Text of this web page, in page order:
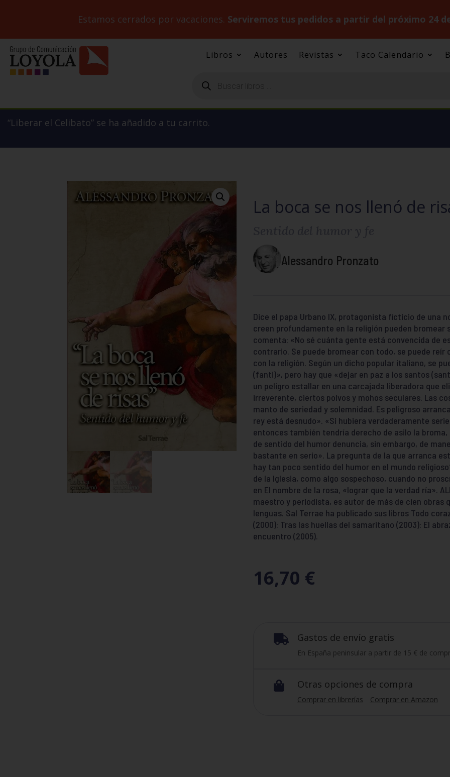
Estamos cerrados por vacaciones. Serviremos tus pedidos a partir del próximo 24
Libros Autores Revistas Taco Calendario
productos
“Liberar el Celibato” se ha añadido a tu carrito.
La boca se nos llenó de
Alessandro Pronzato
Dice el papa Urbano IX, protagonista ficticio de una
creen profundamente en la religión pueden bromear
comenta: «No sé cuánta gente está convencida de
contrario. Se puede bromear con todo, se puede reír
con la religión. Según un dicho popular italiano, se
(fanti)», pero hay que «dejar en paz a los santos
un peligro estallar en una carcajada liberadora que
irreverente, ciertos polvos y mohos seculares. Las
manto de seriedad y solemnidad. Es peligroso
rey está desnudo». «Si hubiera verdaderamente
entonces también tendría derecho de asilo la broma,
de sentido del humor denuncia, sin embargo, de
bastante en serio». La pregunta de la que arranca
hay tan poco sentido del humor en el mundo
de la Iglesia, como algo sospechoso, cuando no
en El nombre de la rosa, «lograr que la verdad ría».
maestro y periodista, es autor de más de cien obras
lenguas. Sal Terrae ha publicado sus libros Todo
(2000): Tras las huellas del samaritano (2003): El
encuentro (2005).
16,70 €
 Gastos de envío gratis
En España peninsular a partir de 15 € de
 Otras opciones de compra
Comprar en librerías Comprar en Amazon